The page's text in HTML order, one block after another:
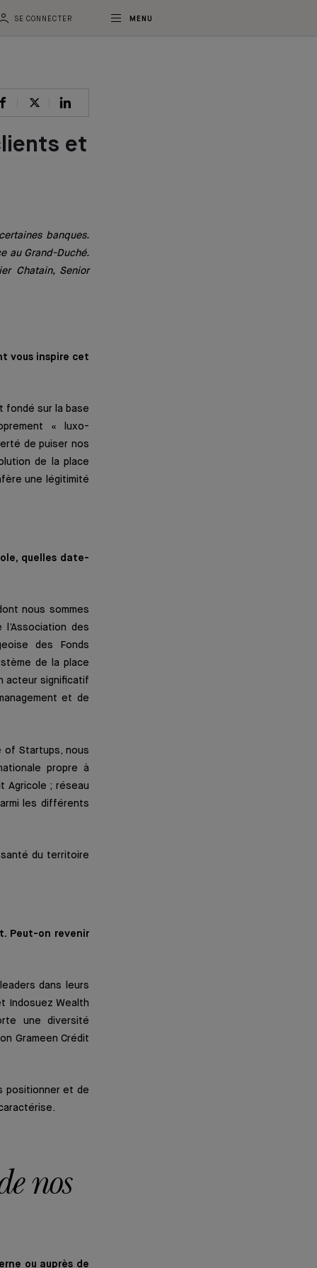
SE CONNECTER MENU
et
banques.
au Grand-Duché.
Chatain, Senior
vous inspire cet
fondé sur la base
« luxo-
de puiser nos
de la place
une légitimité
quelles date-
nous sommes
des
des Fonds
de la place
acteur significatif
et de
of Startups, nous
propre à
Agricole ; réseau
les différents
du territoire
Peut-on revenir
dans leurs
Indosuez Wealth
une diversité
Grameen Crédit
positionner et de
nos
ou auprès de